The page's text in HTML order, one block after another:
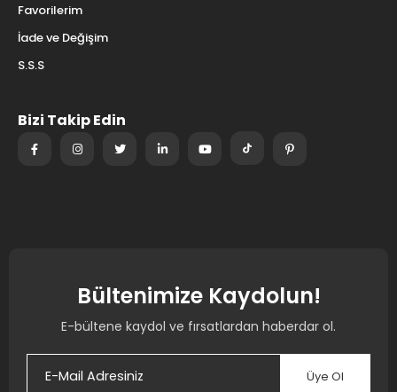
Favorilerim
İade ve Değişim
S.S.S
Bizi Takip Edin
Bültenimize Kaydolun!
E-bültene kaydol ve fırsatlardan haberdar ol.
Üye Ol